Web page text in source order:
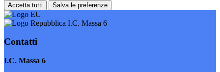
Accetta tutti Salva le preferenze
I.C. Massa 6
Contatti
I.C. Massa 6